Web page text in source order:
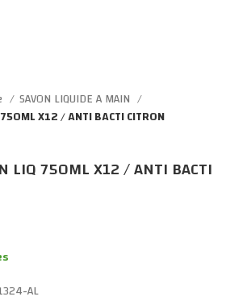
SAVON LIQUIDE A MAIN
X12 / ANTI BACTI CITRON
LIQ 750ML X12 / ANTI BACTI
AL